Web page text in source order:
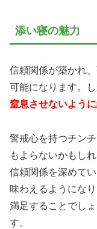
添い寝の魅力
信頼関係が築かれ
可能になります。し
窒息させないよう
警戒心を持つチン
もよらないかもし
信頼関係を深めて
味わえるようにな
満足することでし
す。